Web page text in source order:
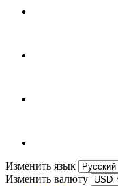
Изменить язык
Изменить валюту